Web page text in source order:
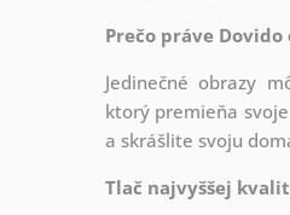
Prečo práve Dovido
Jedinečné obrazy
ktorý premieňa
a skrášlite svoju
Tlač najvyššej